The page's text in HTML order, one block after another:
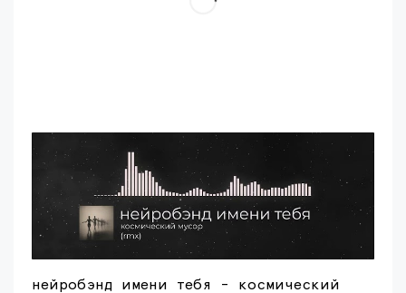
нейробэнд имени тебя - космический